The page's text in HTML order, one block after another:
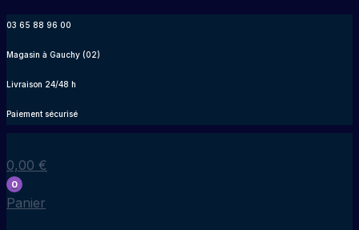
contenu
03 65 88 96 00
Magasin à Gauchy (02)
Livraison 24/48 h
Paiement sécurisé
0,00 €
0
Panier